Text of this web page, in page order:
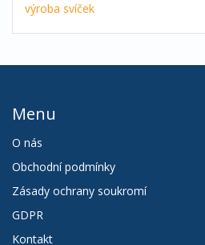
výroba svíček
Menu
O nás
Obchodní podmínky
Zásady ochrany soukromí
GDPR
Kontakt